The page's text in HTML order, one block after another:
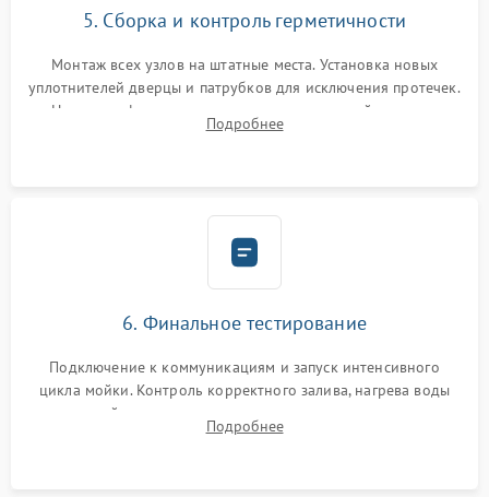
5. Сборка и контроль герметичности
Монтаж всех узлов на штатные места. Установка новых
уплотнителей дверцы и патрубков для исключения протечек.
Надежная фиксация хомутов гидравлической системы,
сборка корпуса и установка датчика поплавка.
Подробнее
6. Финальное тестирование
Подключение к коммуникациям и запуск интенсивного
цикла мойки. Контроль корректного залива, нагрева воды
до нужной температуры, отсутствия посторонних шумов,
штатного слива и абсолютной сухости в поддоне.
Подробнее